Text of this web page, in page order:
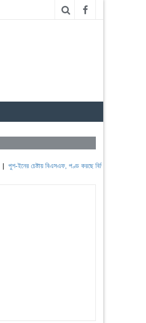
চেষ্টায় বিএসএফ, পণ্ড করছে বিজিবি|লেবাননের